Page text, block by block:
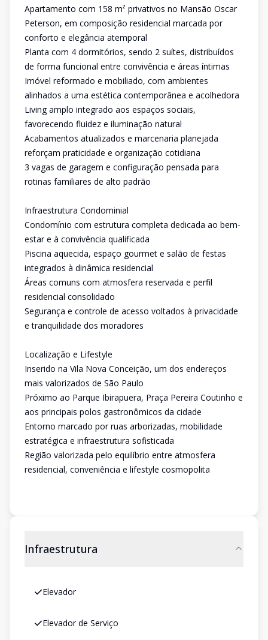
Apartamento com 158 m² privativos no Mansão Oscar
Peterson, em composição residencial marcada por
conforto e elegância atemporal
Planta com 4 dormitórios, sendo 2 suítes, distribuídos
de forma funcional entre convivência e áreas íntimas
Imóvel reformado e mobiliado, com ambientes
alinhados a uma estética contemporânea e acolhedora
Living amplo integrado aos espaços sociais,
favorecendo fluidez e iluminação natural
Acabamentos atualizados e marcenaria planejada
reforçam praticidade e organização cotidiana
3 vagas de garagem e configuração pensada para
rotinas familiares de alto padrão
Infraestrutura Condominial
Condomínio com estrutura completa dedicada ao bem-
estar e à convivência qualificada
Piscina aquecida, espaço gourmet e salão de festas
integrados à dinâmica residencial
Áreas comuns com atmosfera reservada e perfil
residencial consolidado
Segurança e controle de acesso voltados à privacidade
e tranquilidade dos moradores
Localização e Lifestyle
Inserido na Vila Nova Conceição, um dos endereços
mais valorizados de São Paulo
Próximo ao Parque Ibirapuera, Praça Pereira Coutinho e
aos principais polos gastronômicos da cidade
Entorno marcado por ruas arborizadas, mobilidade
estratégica e infraestrutura sofisticada
Região valorizada pelo equilíbrio entre atmosfera
residencial, conveniência e lifestyle cosmopolita
Infraestrutura
Elevador
Elevador de Serviço